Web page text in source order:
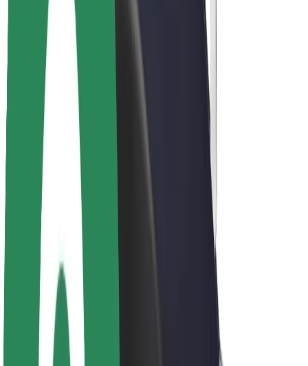
Empresa
Trabajá con nosotros
Acerca de Bolt
Sostenibilidad en Bolt
Project Zero
Blog
Sala de prensa
Misión
Relación con inversores
Liderazgo
Marca
Medios
Fondo Urbano
Seguridad